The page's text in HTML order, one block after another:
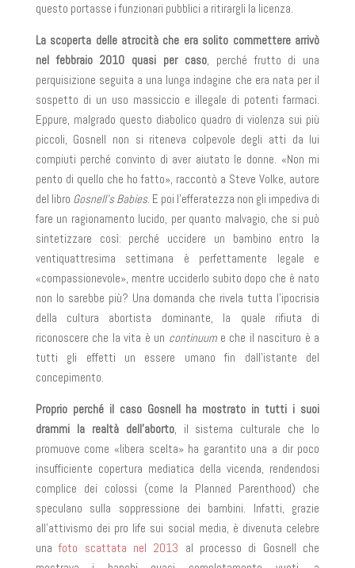
questo portasse i funzionari pubblici a ritirargli la licenza.
La scoperta delle atrocità che era solito commettere arrivò
nel febbraio 2010 quasi per caso, perché frutto di una
perquisizione seguita a una lunga indagine che era nata per il
sospetto di un uso massiccio e illegale di potenti farmaci.
Eppure, malgrado questo diabolico quadro di violenza sui più
piccoli, Gosnell non si riteneva colpevole degli atti da lui
compiuti perché convinto di aver aiutato le donne. «Non mi
pento di quello che ho fatto», raccontò a Steve Volke, autore
del libro Gosnell’s Babies. E poi l’efferatezza non gli impediva di
fare un ragionamento lucido, per quanto malvagio, che si può
sintetizzare così: perché uccidere un bambino entro la
ventiquattresima settimana è perfettamente legale e
«compassionevole», mentre ucciderlo subito dopo che è nato
non lo sarebbe più? Una domanda che rivela tutta l’ipocrisia
della cultura abortista dominante, la quale rifiuta di
riconoscere che la vita è un continuum e che il nascituro è a
tutti gli effetti un essere umano fin dall’istante del
concepimento.
Proprio perché il caso Gosnell ha mostrato in tutti i suoi
drammi la realtà dell’aborto, il sistema culturale che lo
promuove come «libera scelta» ha garantito una a dir poco
insufficiente copertura mediatica della vicenda, rendendosi
complice dei colossi (come la Planned Parenthood) che
speculano sulla soppressione dei bambini. Infatti, grazie
all’attivismo dei pro life sui social media, è divenuta celebre
unafoto scattata nel 2013 al processo di Gosnell che